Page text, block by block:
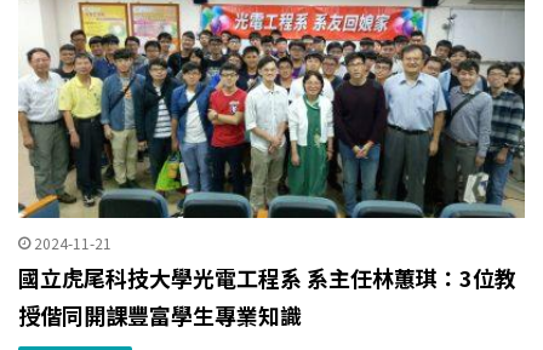
2024-11-21
國立虎尾科技大學光電工程系 系主任林蕙琪：3位教
授偕同開課豐富學生專業知識